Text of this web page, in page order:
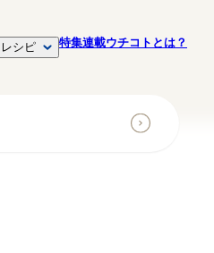
レシピ 特集連載ウチコトとは？